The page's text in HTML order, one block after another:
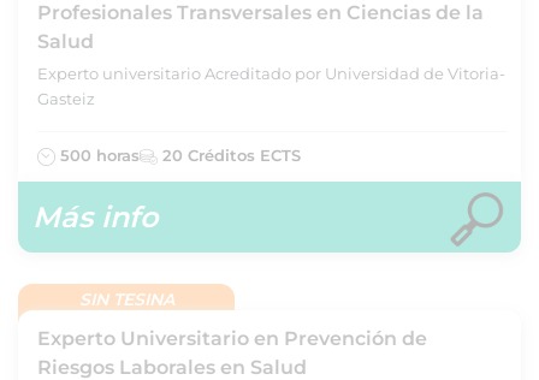
Profesionales Transversales en Ciencias de la
Salud
Experto universitario Acreditado por Universidad de Vitoria-
Gasteiz
500 horas 20 Créditos ECTS
Más info
SIN TESINA
Experto Universitario en Prevención de
Riesgos Laborales en Salud